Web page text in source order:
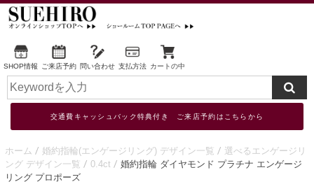
SHOP情報 ご来店予約 問い合わせ 支払方法 カートの中
交通費キャッシュバック特典付き ご来店予約はこちらから
ホーム 婚約指輪(エンゲージリング) デザイン一覧
選べるエンゲージリ
ング デザイン一覧
0.4ct
婚約指輪 ダイヤモンド プラチナ エンゲージ
リング プロポーズ